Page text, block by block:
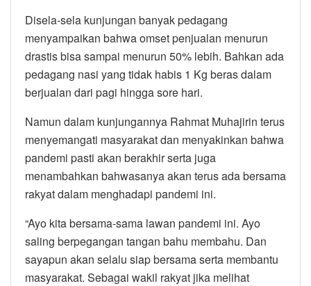
Disela-sela kunjungan banyak pedagang
menyampaikan bahwa omset penjualan menurun
drastis bisa sampai menurun 50% lebih. Bahkan ada
pedagang nasi yang tidak habis 1 Kg beras dalam
berjualan dari pagi hingga sore hari.
Namun dalam kunjungannya Rahmat Muhajirin terus
menyemangati masyarakat dan menyakinkan bahwa
pandemi pasti akan berakhir serta juga
menambahkan bahwasanya akan terus ada bersama
rakyat dalam menghadapi pandemi ini.
“Ayo kita bersama-sama lawan pandemi ini. Ayo
saling berpegangan tangan bahu membahu. Dan
sayapun akan selalu siap bersama serta membantu
masyarakat. Sebagai wakil rakyat jika melihat